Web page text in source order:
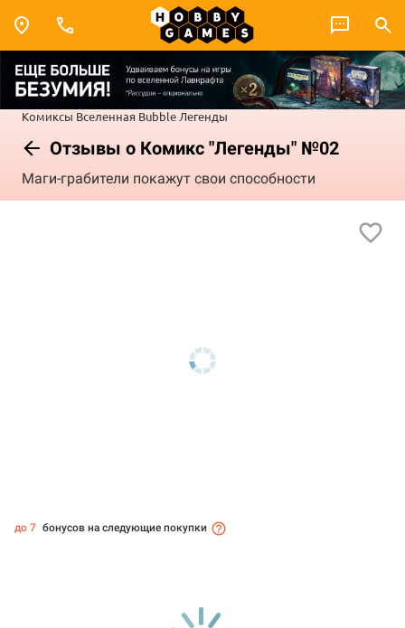
Комиксы Вселенная Bubble Легенды
Отзывы о Комикс "Легенды" №02
Маги-грабители покажут свои способности
до 7 бонусов на следующие покупки